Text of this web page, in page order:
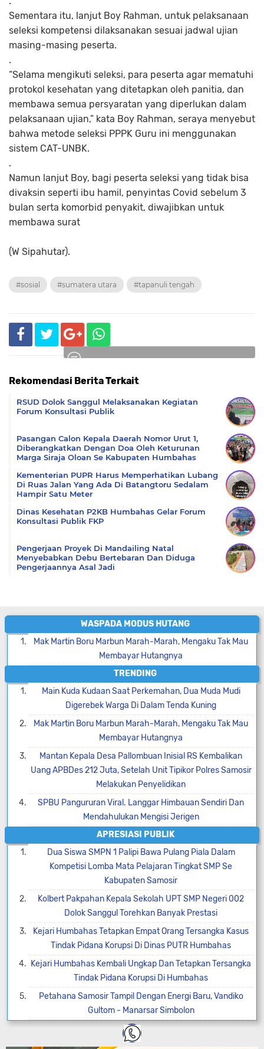
Sementara itu, lanjut Boy Rahman, untuk pelaksanaan
seleksi kompetensi dilaksanakan sesuai jadwal ujian
masing-masing peserta.
.
“Selama mengikuti seleksi, para peserta agar mematuhi
protokol kesehatan yang ditetapkan oleh panitia, dan
membawa semua persyaratan yang diperlukan dalam
pelaksanaan ujian,” kata Boy Rahman, seraya menyebut
bahwa metode seleksi PPPK Guru ini menggunakan
sistem CAT-UNBK.
.
Namun lanjut Boy, bagi peserta seleksi yang tidak bisa
divaksin seperti ibu hamil, penyintas Covid sebelum 3
bulan serta komorbid penyakit, diwajibkan untuk
membawa surat
(W Sipahutar).
#sosial #sumatera utara #tapanuli tengah
Rekomendasi Berita Terkait
RSUD Dolok Sanggul Melaksanakan Kegiatan
Forum Konsultasi Publik
Pasangan Calon Kepala Daerah Nomor Urut 1,
Diberangkatkan Dengan Doa Oleh Keturunan
Marga Siraja Oloan Se Kabupaten Humbahas
Kementerian PUPR Harus Memperhatikan Lubang
Di Ruas Jalan Yang Ada Di Batangtoru Sedalam
Hampir Satu Meter
Dinas Kesehatan P2KB Humbahas Gelar Forum
Konsultasi Publik FKP
Pengerjaan Proyek Di Mandailing Natal
Menyebabkan Debu Bertebaran Dan Diduga
Pengerjaannya Asal Jadi
WASPADA MODUS HUTANG
Mak Martin Boru Marbun Marah-Marah, Mengaku Tak Mau
Membayar Hutangnya
TRENDING
Main Kuda Kudaan Saat Perkemahan, Dua Muda Mudi
Digerebek Warga Di Dalam Tenda Kuning
Mak Martin Boru Marbun Marah-Marah, Mengaku Tak Mau
Membayar Hutangnya
Mantan Kepala Desa Pallombuan Inisial RS Kembalikan
Uang APBDes 212 Juta, Setelah Unit Tipikor Polres Samosir
Melakukan Penyelidikan
SPBU Pangururan Viral. Langgar Himbauan Sendiri Dan
Mendahulukan Mengisi Jerigen
APRESIASI PUBLIK
Dua Siswa SMPN 1 Palipi Bawa Pulang Piala Dalam
Kompetisi Lomba Mata Pelajaran Tingkat SMP Se
Kabupaten Samosir
Kolbert Pakpahan Kepala Sekolah UPT SMP Negeri 002
Dolok Sanggul Torehkan Banyak Prestasi
Kejari Humbahas Tetapkan Empat Orang Tersangka Kasus
Tindak Pidana Korupsi Di Dinas PUTR Humbahas
Kejari Humbahas Kembali Ungkap Dan Tetapkan Tersangka
Tindak Pidana Korupsi Di Humbahas
Petahana Samosir Tampil Dengan Energi Baru, Vandiko
Gultom - Manarsar Simbolon